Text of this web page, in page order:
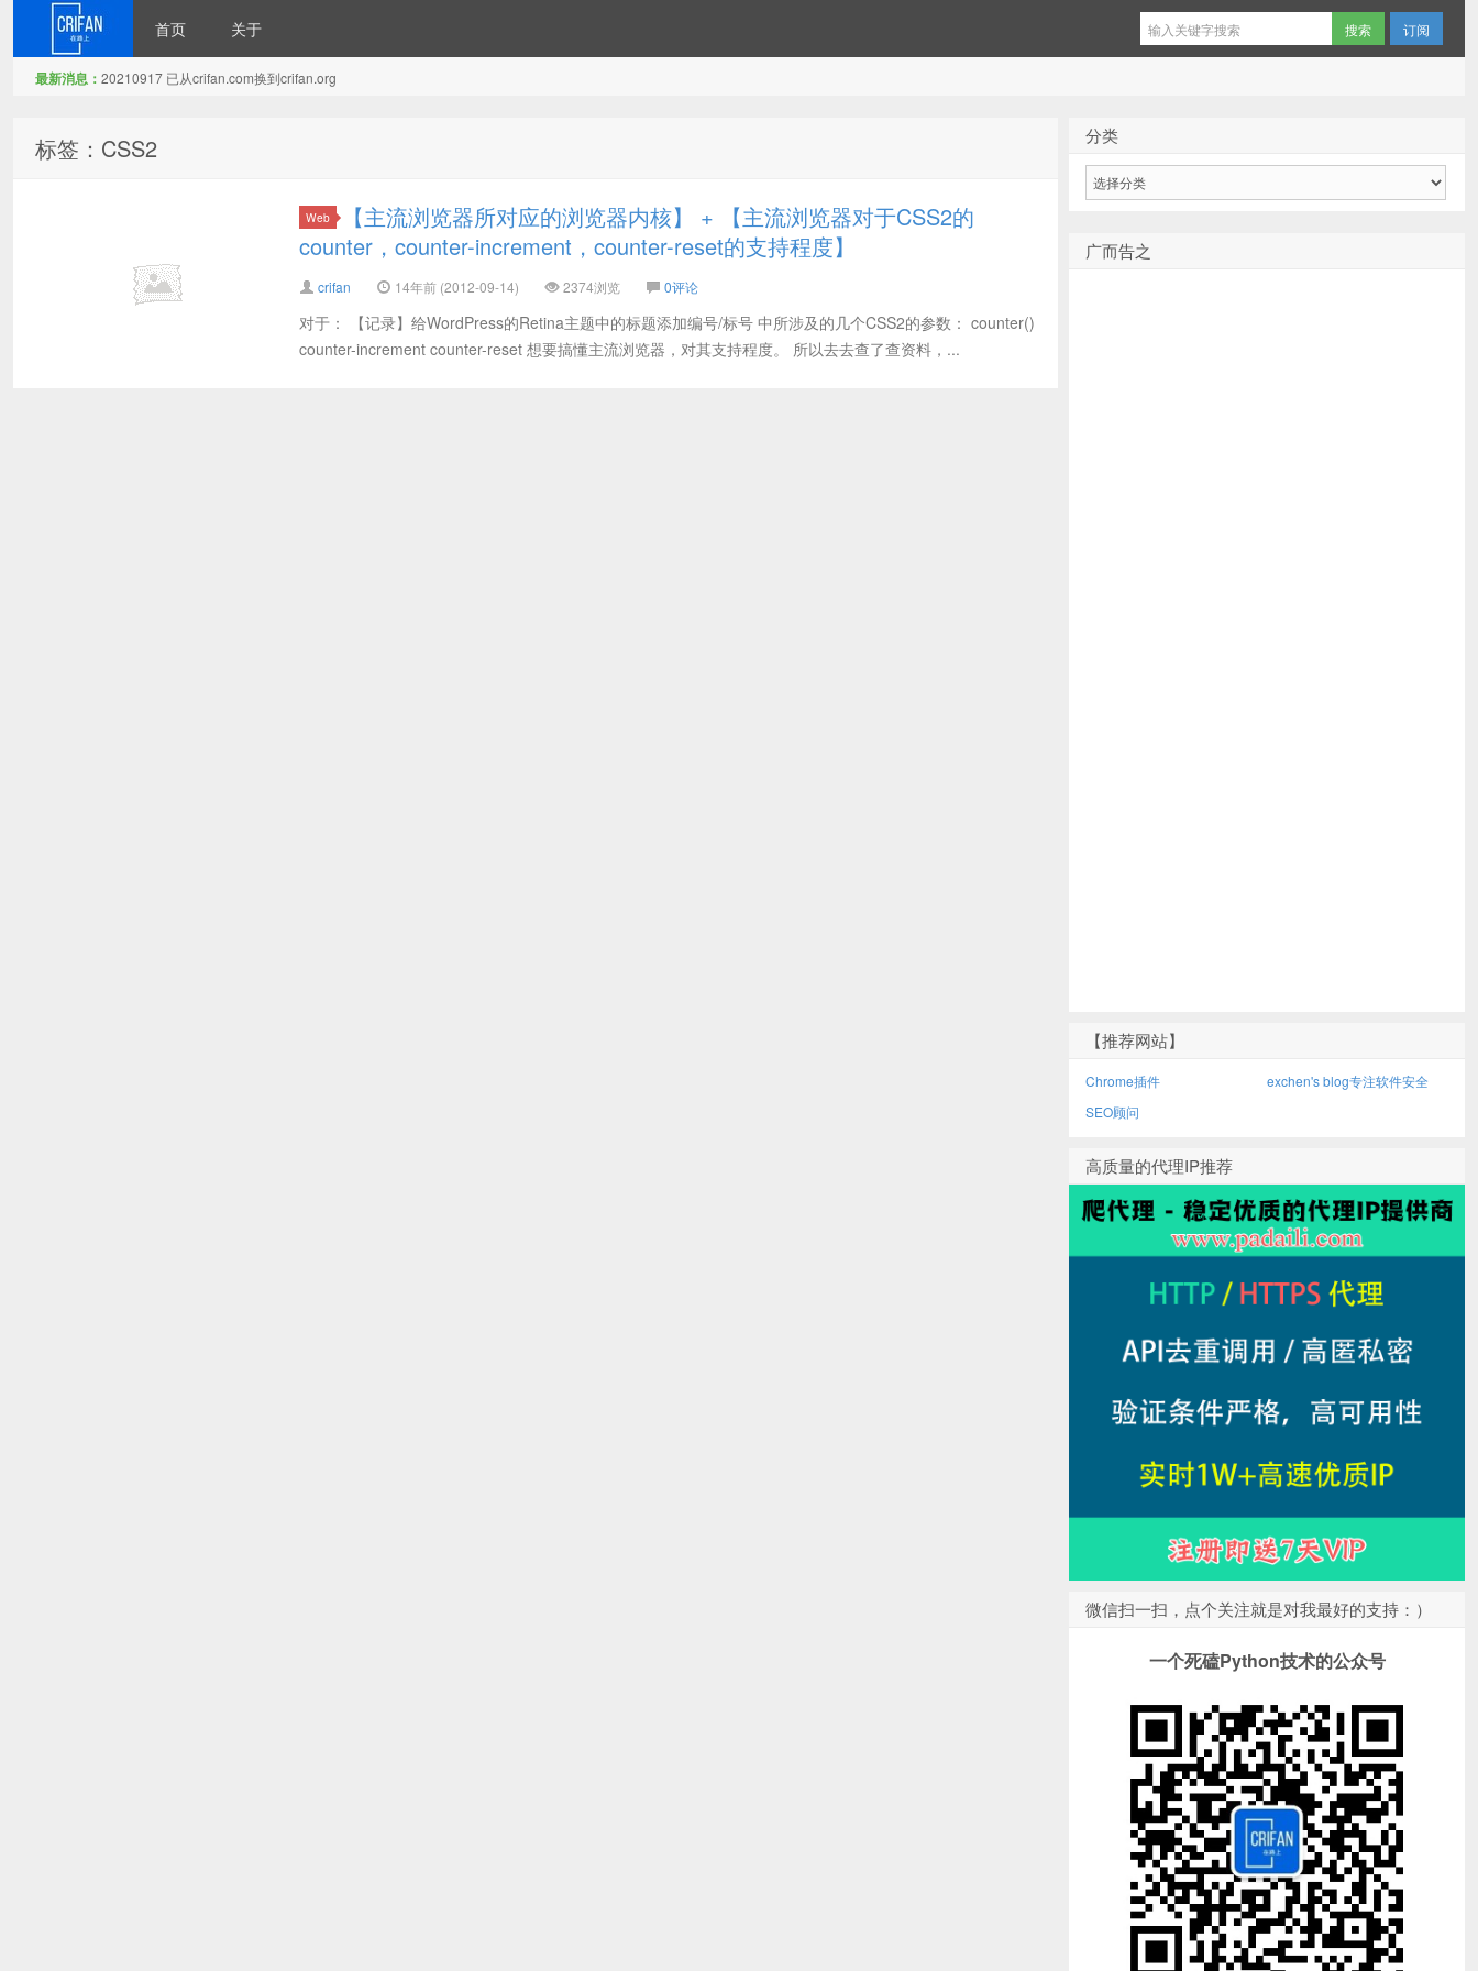
首页 关于 订阅
最新消息： 20210917 已从crifan.com换到crifan.org
标签：CSS2
Web
【主流浏览器所对应的浏览器内核】 + 【主流浏览器对于CSS2的
counter，counter-increment，counter-reset的支持程度】
crifan 14年前 (2012-09-14) 2374浏览 0评论
对于： 【记录】给WordPress的Retina主题中的标题添加编号/标号 中所涉及的几个CSS2的参数： counter()
counter-increment counter-reset 想要搞懂主流浏览器，对其支持程度。 所以去去查了查资料，...
分类
广而告之
【推荐网站】
Chrome插件
exchen's blog专注软件安全
SEO顾问
高质量的代理IP推荐
微信扫一扫，点个关注就是对我最好的支持：）
一个死磕Python技术的公众号